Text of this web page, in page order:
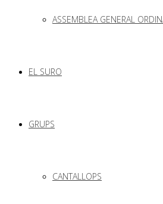
ASSEMBLEA GENERAL
EL SURO
GRUPS
CANTALLOPS